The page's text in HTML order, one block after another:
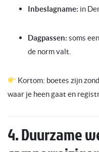
Inbeslagname: in
Dagpassen: soms
de norm valt.
Kortom: boetes zijn
waar je heen gaat en
4. Duurzame